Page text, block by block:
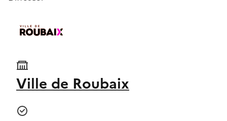
Ville de Roubaix